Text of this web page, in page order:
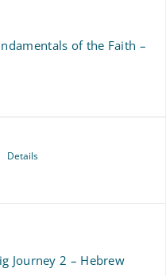
the
options
the
Details
Journey 2 – Hebrew